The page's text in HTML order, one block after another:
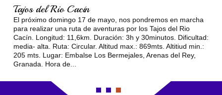
Tajos del Rio Cacín
El próximo domingo 17 de mayo, nos pondremos en marcha
para realizar una ruta de aventuras por los Tajos del Rio
Cacín. Longitud: 11,6km. Duración: 3h y 30minutos. Dificultad:
media- alta. Ruta: Circular. Altitud max.: 869mts. Altitiud min.:
205 mts. Lugar: Embalse Los Bermejales, Arenas del Rey,
Granada. Hora de...